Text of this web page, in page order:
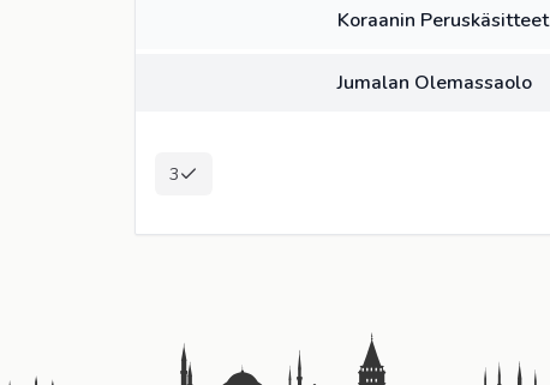
Koraanin Peruskäsitteet
Jumalan Olemassaolo
3